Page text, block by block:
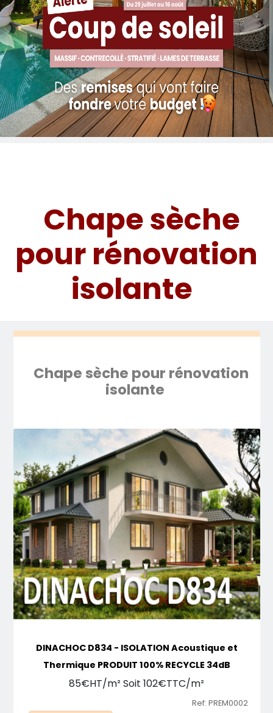
Chape sèche
pour rénovation
isolante
Chape sèche pour rénovation
isolante
DINACHOC D834 - ISOLATION Acoustique et
Thermique PRODUIT 100% RECYCLE 34dB
85€HT/m² Soit 102€TTC/m²
Ref: PREM0002